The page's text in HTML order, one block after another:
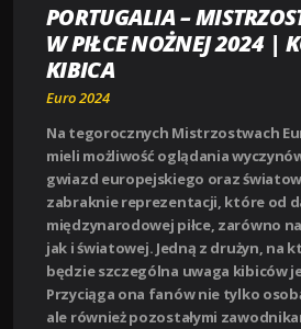
PORTUGALIA –
W PIŁCE NOŻNEJ 2024 |
KIBICA
Euro 2024
Na tegorocznych Mistrzostwach
mieli możliwość oglądania
gwiazd europejskiego oraz
zabraknie reprezentacji, które od
międzynarodowej piłce, zarówno
jak i światowej. Jedną z drużyn, na
będzie szczególna uwaga kibiców
Przyciąga ona fanów nie tylko
ale również pozostałymi